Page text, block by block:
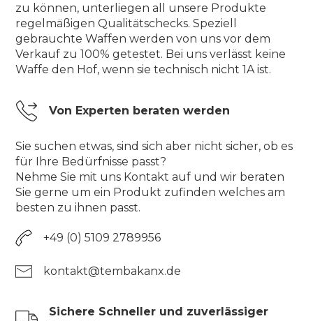
zu können, unterliegen all unsere Produkte
regelmäßigen Qualitätschecks. Speziell
gebrauchte Waffen werden von uns vor dem
Verkauf zu 100% getestet. Bei uns verlässt keine
Waffe den Hof, wenn sie technisch nicht 1A ist.
Von Experten beraten werden
Sie suchen etwas, sind sich aber nicht sicher, ob es
für Ihre Bedürfnisse passt?
Nehme Sie mit uns Kontakt auf und wir beraten
Sie gerne um ein Produkt zufinden welches am
besten zu ihnen passt.
+49 (0) 5109 2789956
kontakt@tembakanx.de
Sichere Schneller und zuverlässiger